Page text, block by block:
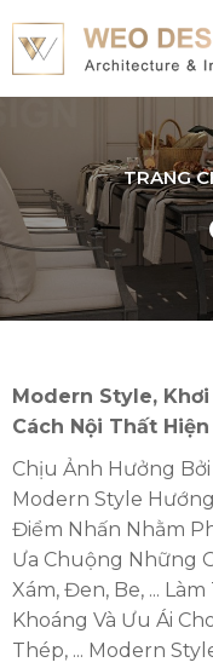
TRANG
Modern Style,
Cách Nội Thất
Chịu Ảnh Hưởng
Modern Style
Điểm Nhấn Nhằm
Ưa Chuộng Những
Xám, Đen, Be, ...
Khoáng Và Ưu Ái
Thép, ... Modern